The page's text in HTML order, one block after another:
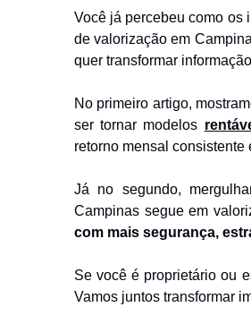
Você já percebeu como os
de valorização em
quer transformar
No primeiro artigo,
ser tornar modelos
retorno mensal
Já no segundo,
Campinas segue em
com mais segurança,
Se você é proprietário ou
Vamos juntos transformar